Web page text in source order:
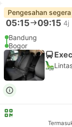
Pengesahan segera
05:15 09:15 4j
Bandung
Bogor